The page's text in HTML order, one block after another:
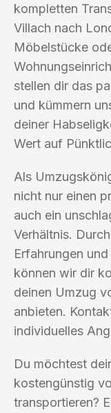
kompletten
Villach nach
Möbelstücke
stellen dir das
und kümmern
deiner
Wert auf
Als
nicht nur einen
auch ein
Verhältnis.
Erfahrungen
können wir dir
deinen Umzug
anbieten.
individuelles
Du möchtest
kostengünstig
transportieren?